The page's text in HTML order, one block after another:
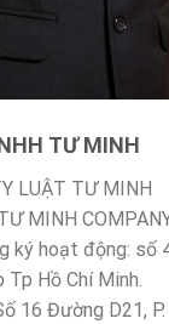
TƯ MINH
LUẬT TƯ MINH
MINH
ký hoạt động: số
Hồ Chí Minh.
16 Đường D21,